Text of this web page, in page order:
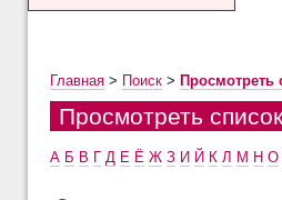
Главная> Поиск> Просмотреть
Просмотреть
А Б В Г Д Е Ё Ж З И Й К Л М Н О